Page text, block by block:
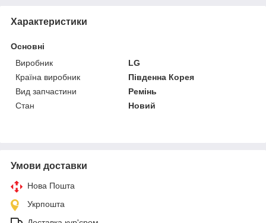
Характеристики
Основні
Виробник
LG
Країна виробник
Південна Корея
Вид запчастини
Ремінь
Стан
Новий
Умови доставки
Нова Пошта
Укрпошта